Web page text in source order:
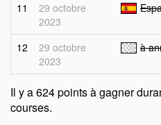
11
29 octobre
2023
12
29 octobre
2023
à
Il y a 624 points à gagner
courses.